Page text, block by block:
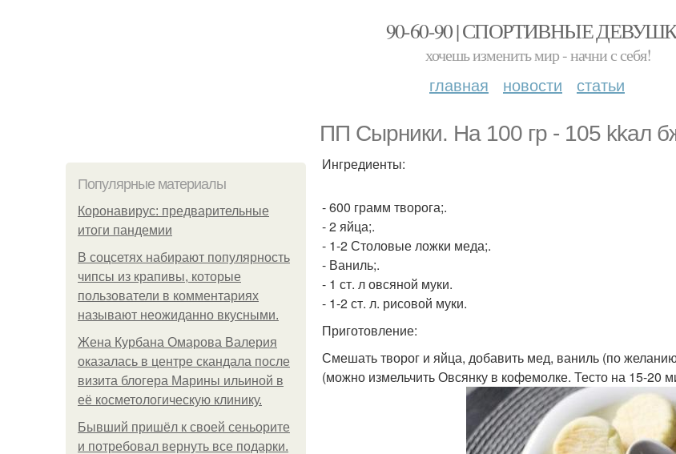
90-60-90 | СПОРТИВНЫЕ
хочешь изменить мир - начни с себя!
главная новости статьи
ПП Сырники. На 100 гр - 105 kkал
Популярные материалы
Коронавирус: предварительные
итоги пандемии
В соцсетях набирают популярность
чипсы из крапивы, которые
пользователи в комментариях
называют неожиданно вкусными.
Жена Курбана Омарова Валерия
оказалась в центре скандала после
визита блогера Марины ильиной в
её косметологическую клинику.
Бывший пришёл к своей сеньорите
и потребовал вернуть все подарки.
Ингредиенты:
- 600 грамм творога;.
- 2 яйца;.
- 1-2 Столовые ложки меда;.
- Ваниль;.
- 1 ст. л овсяной муки.
- 1-2 ст. л. рисовой муки.
Приготовление:
Смешать творог и яйца, добавить мед, ваниль (по
(можно измельчить Овсянку в кофемолке. Тесто на 15-20